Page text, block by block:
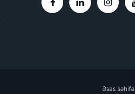
Əsas səhifə